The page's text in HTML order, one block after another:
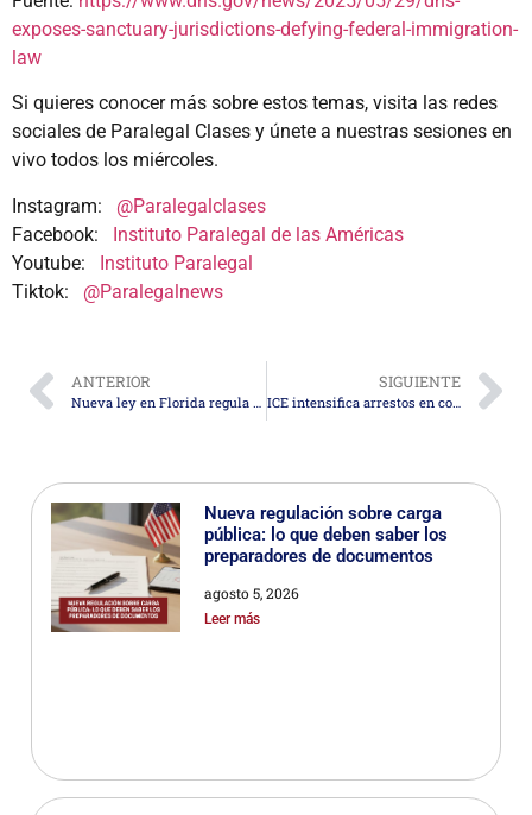
exposes-sanctuary-jurisdictions-defying-federal-immigration-
law
Si quieres conocer más sobre estos temas, visita las redes
sociales de Paralegal Clases y únete a nuestras sesiones en
vivo todos los miércoles.
Instagram: @Paralegalclases
Facebook: Instituto Paralegal de las Américas
Youtube: Instituto Paralegal
Tiktok: @Paralegalnews
ANTERIOR
Nueva ley en Florida regula la publicidad de servicios notariales y migratorios
SIGUIENTE
ICE intensifica arrestos en cortes migratorias como parte de su estrategia de deportación rápida
Nueva regulación sobre carga
pública: lo que deben saber los
preparadores de documentos
agosto 5, 2026
Leer más